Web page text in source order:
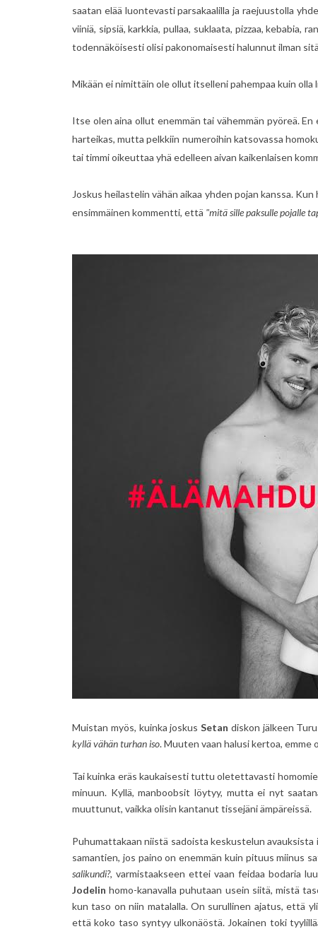
saatan elää luontevasti parsakaalilla ja raejuustolla
viiniä, sipsiä, karkkia, pullaa, suklaata, pizzaa, kebabia,
todennäköisesti olisi pakonomaisesti halunnut ilman
Mikään ei nimittäin ole ollut itselleni pahempaa kuin olla
Itse olen aina ollut enemmän tai vähemmän pyöreä.
harteikas, mutta pelkkiin numeroihin katsovassa
tai timmi oikeuttaa yhä edelleen aivan kaikenlaisen
Joskus heilastelin vähän aikaa yhden pojan kanssa.
ensimmäinen kommentti, että "mitä sille paksulle pojalle
Muistan myös, kuinka joskus Setan diskon jälkeen
kyllä vähän turhan iso. Muuten vaan halusi kertoa,
Tai kuinka eräs kaukaisesti tuttu oletettavasti
minuun. Kyllä, manboobsit löytyy, mutta ei nyt
muuttunut, vaikka olisin kantanut tissejäni ämpäreissä.
Puhumattakaan niistä sadoista keskustelun
samantien, jos paino on enemmän kuin pituus miinus
salikundi?, varmistaakseen ettei vaan feidaa bodaria
Jodelin homo-kanavalla puhutaan usein siitä, mistä
kun taso on niin matalalla. On surullinen ajatus, että
että koko taso syntyy ulkonäöstä. Jokainen toki